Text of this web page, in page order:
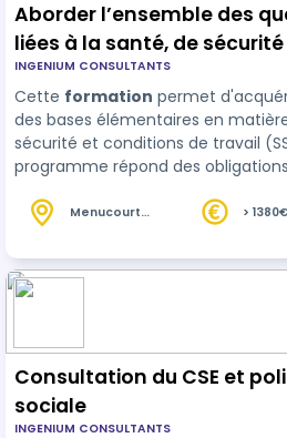
Aborder l’ensemble des
liées à la santé, de
conditions de travail (SSCT)
INGENIUM CONSULTANTS
Cette formation permet
des bases élémentaires en
sécurité et conditions de travail
programme répond des
disposeront de toutes les clés
Menucourt
>
Consultation du CSE et
sociale
INGENIUM CONSULTANTS